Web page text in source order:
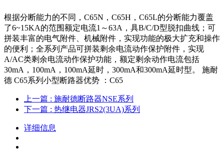
根据分断能力的不同，C65N，C65H，C65L的分断能力覆盖
了6~15KA的范围额定电流1～63A，具B/C/D型脱扣曲线；可
拼装丰富的电气附件、机械附件，实现功能的极大扩充和操作
的便利；全系列产品可拼装剩余电流动作保护附件，实现
A/AC类剩余电流动作保护功能，额定剩余动作电流包括
30mA，100mA，100mA延时，300mA和300mA延时型。 施耐
德 C65系列小型断路器优势 ：C65
上一篇 : 施耐德断路器NSE系列
下一篇 : 热继电器JRS2(3UA)系列
详细信息